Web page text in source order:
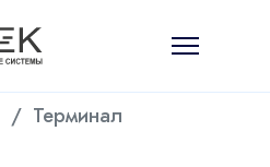
Терминал